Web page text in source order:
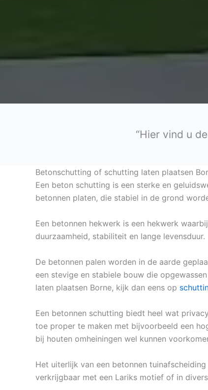
“Hier vind u
Betonschutting of schutting laten plaatsen
Een beton schutting is een sterke en
betonnen platen, die stabiel in de grond
Een betonnen hekwerk is een hekwerk
duurzaamheid, stabiliteit en lange levensduur.
De betonnen palen worden in de aarde
een stevige en stabiele bouw die
laten plaatsen Borne, kijk dan eens op
Een betonnen schutting biedt heel wat
toe proper te maken met bijvoorbeeld een
bij houten omheiningen wel kunnen
Het uiterlijk van een betonnen
verkrijgbaar met een Lariks motief of in